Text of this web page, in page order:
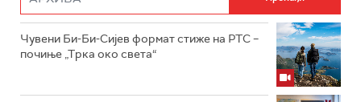
Чувени Би-Би-Сијев формат стиже на РТС –
почиње „Трка око света“